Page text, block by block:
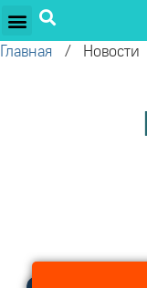
Главная / Новости